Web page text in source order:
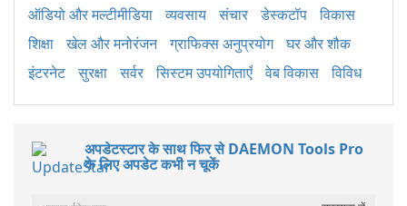
ऑडियो और मल्टीमीडिया व्यवसाय संचार डेस्कटॉप
विकास
शिक्षा
खेल और मनोरंजन ग्राफिक्स अनुप्रयोग
घर और शौक
इंटरनेट
सुरक्षा सर्वर सिस्टम उपयोगिताएँ वेब विकास विविध
अपडेटस्टार के साथ फिर से DAEMON Tools Pro
के लिए अपडेट कभी न चूकें